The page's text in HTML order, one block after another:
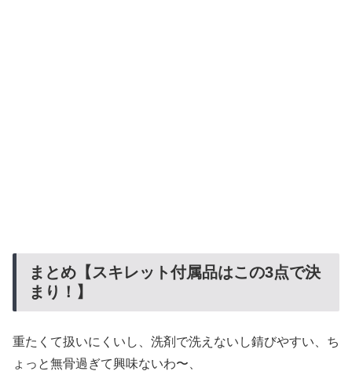
まとめ【スキレット付属品はこの3点で決
まり！】
重たくて扱いにくいし、洗剤で洗えないし錆びやすい、ち
ょっと無骨過ぎて興味ないわ〜、